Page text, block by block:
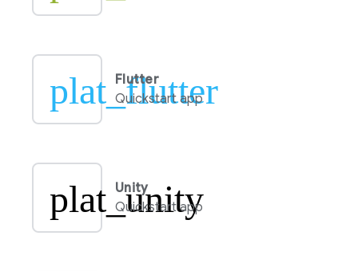
plat_flutter
Flutter
Quickstart app
plat_unity
Unity
Quickstart app